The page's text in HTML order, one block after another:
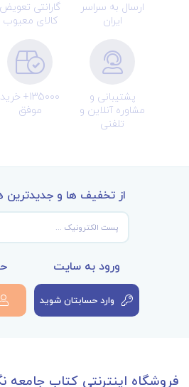
ارسال به سراسر
ایران
گارانتی تعویض
کالای معیوب
پشتیبانی و
مشاوره آنلاین و
تلفنی
135000+ خرید
موفق
از تخفیف ها و جدیدترین
ورود به سایت
وارد حسابتان شوید
فروشگاه اینترنتی کتاب جامعه